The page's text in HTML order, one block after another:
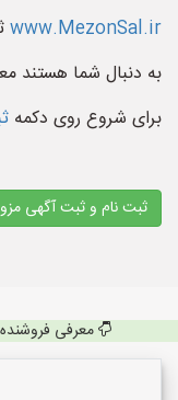
www.MezonSal.ir
به دنبال شما هستند
برای شروع روی دکمه
ثبت نام و ثبت آگهی
معرفی